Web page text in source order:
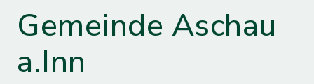
Gemeinde Aschau
a.Inn